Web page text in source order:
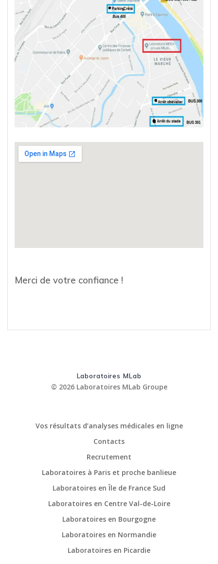
Merci de votre confiance !
Laboratoires MLab
© 2026 Laboratoires MLab Groupe
Vos résultats d’analyses médicales en ligne
Contacts
Recrutement
Laboratoires à Paris et proche banlieue
Laboratoires en Île de France Sud
Laboratoires en Centre Val-de-Loire
Laboratoires en Bourgogne
Laboratoires en Normandie
Laboratoires en Picardie